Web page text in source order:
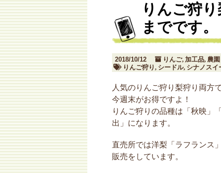
りんご狩
までです。
2018/10/12 りんご, 加工品, 農
りんご狩り, シードル, シナノスイ
人気のりんご狩り梨狩り両方
今週末がお得ですよ！
りんご狩りの品種は「秋映」
出」になります。
直売所では洋梨「ラフランス
販売をしています。